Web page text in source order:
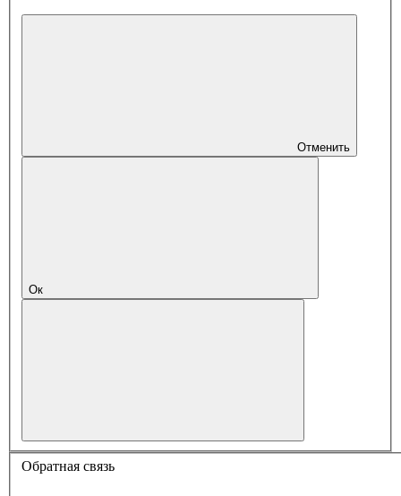
Отменить
Ок
Обратная связь